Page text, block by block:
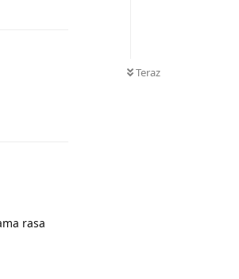
Teraz
rasa